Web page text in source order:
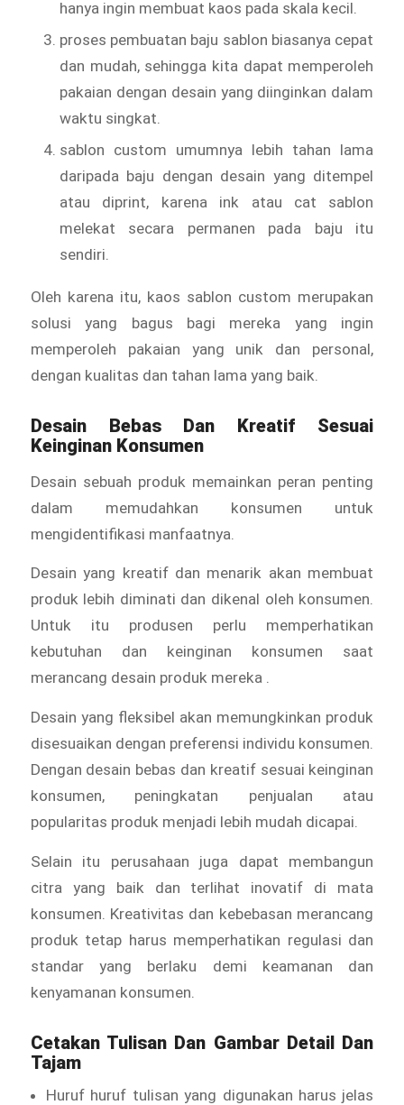
hanya ingin membuat kaos pada skala kecil.
proses pembuatan baju sablon biasanya cepat
dan mudah, sehingga kita dapat memperoleh
pakaian dengan desain yang diinginkan dalam
waktu singkat.
sablon custom umumnya lebih tahan lama
daripada baju dengan desain yang ditempel
atau diprint, karena ink atau cat sablon
melekat secara permanen pada baju itu
sendiri.
Oleh karena itu, kaos sablon custom merupakan
solusi yang bagus bagi mereka yang ingin
memperoleh pakaian yang unik dan personal,
dengan kualitas dan tahan lama yang baik.
Desain Bebas Dan Kreatif Sesuai
Keinginan Konsumen
Desain sebuah produk memainkan peran penting
dalam memudahkan konsumen untuk
mengidentifikasi manfaatnya.
Desain yang kreatif dan menarik akan membuat
produk lebih diminati dan dikenal oleh konsumen.
Untuk itu produsen perlu memperhatikan
kebutuhan dan keinginan konsumen saat
merancang desain produk mereka .
Desain yang fleksibel akan memungkinkan produk
disesuaikan dengan preferensi individu konsumen.
Dengan desain bebas dan kreatif sesuai keinginan
konsumen, peningkatan penjualan atau
popularitas produk menjadi lebih mudah dicapai.
Selain itu perusahaan juga dapat membangun
citra yang baik dan terlihat inovatif di mata
konsumen. Kreativitas dan kebebasan merancang
produk tetap harus memperhatikan regulasi dan
standar yang berlaku demi keamanan dan
kenyamanan konsumen.
Cetakan Tulisan Dan Gambar Detail Dan
Tajam
Huruf huruf tulisan yang digunakan harus jelas